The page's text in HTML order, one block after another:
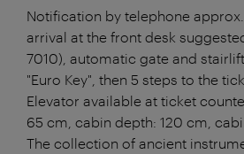
Notification by telephone
arrival at the front desk
7010), automatic gate and
"Euro Key", then 5 steps to the
Elevator available at ticket
65 cm, cabin depth: 120 cm,
The collection of ancient